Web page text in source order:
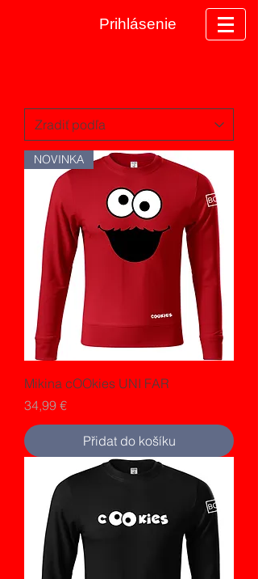
Prihlásenie
NOVINKA
Mikina cOOkies UNI FAR
Cena
34,99 €
Přidat do košíku